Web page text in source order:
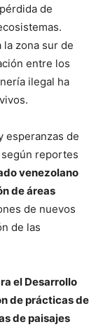
de
la zona sur de
entre los
ilegal ha
esperanzas de
reportes
venezolano
de áreas
de nuevos
de las
el Desarrollo
de prácticas de
de paisajes